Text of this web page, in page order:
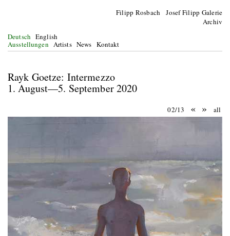
Filipp Rosbach Josef Filipp Galerie
Archiv
Deutsch English
Ausstellungen Artists News Kontakt
Rayk Goetze: Intermezzo
1. August—5. September 2020
02/13 « » all